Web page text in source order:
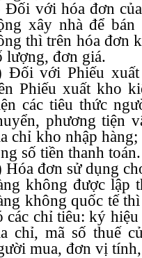
Đối với hóa đơn
xây nhà để
thì trên hóa đơn
lượng, đơn giá.
Đối với Phiếu
Phiếu xuất kho
các tiêu thức
phương tiện
chỉ kho nhập
số tiền thanh toán.
Hóa đơn sử dụng
không được lập
không quốc tế
các chỉ tiêu: ký
chỉ, mã số thuế
mua, đơn vị